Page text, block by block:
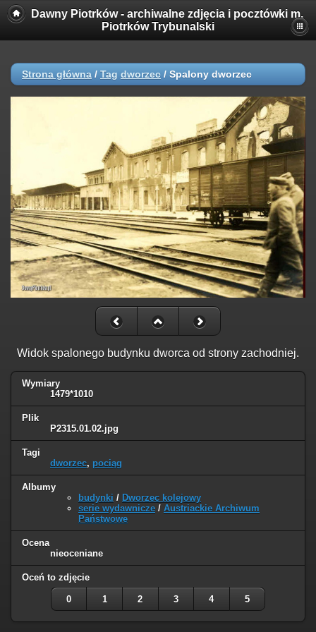
Dawny Piotrków - archiwalne zdjęcia i pocztówki m.
Piotrków Trybunalski
Strona główna / Tag dworzec / Spalony dworzec
Widok spalonego budynku dworca od strony zachodniej.
Wymiary
1479*1010
Plik
P2315.01.02.jpg
Tagi
dworzec, pociąg
Albumy
budynki / Dworzec kolejowy
serie wydawnicze / Austriackie Archiwum
Państwowe
Ocena
nieoceniane
Oceń to zdjęcie
0 1 2 3 4 5